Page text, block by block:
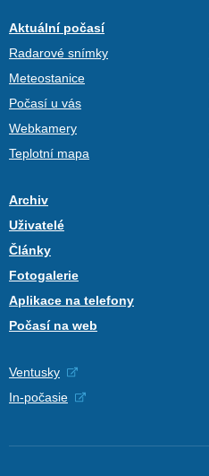
Aktuální počasí
Radarové snímky
Meteostanice
Počasí u vás
Webkamery
Teplotní mapa
Archiv
Uživatelé
Články
Fotogalerie
Aplikace na telefony
Počasí na web
Ventusky
In-počasie